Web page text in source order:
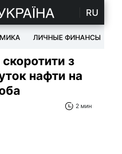
RU
ЛИЧНЫЕ ФИНАНСЫ
з
нафти на
2 мин